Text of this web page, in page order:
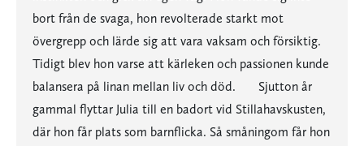
bort från de svaga, hon revolterade starkt mot
övergrepp och lärde sig att vara vaksam och försiktig.
Tidigt blev hon varse att kärleken och passionen kunde
balansera på linan mellan liv och död. Sjutton år
gammal flyttar Julia till en badort vid Stillahavskusten,
där hon får plats som barnflicka. Så småningom får hon